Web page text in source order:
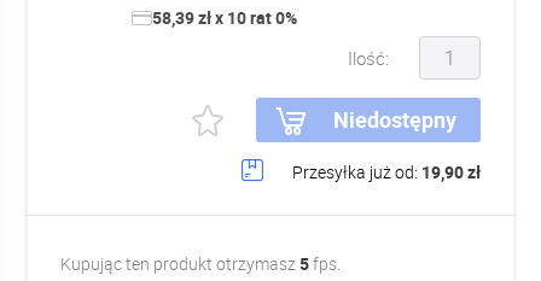
58,39 zł x 10 rat 0%
Ilość:
Niedostępny
Przesyłka już od: 19,90 zł
Kupując ten produkt otrzymasz5fps.